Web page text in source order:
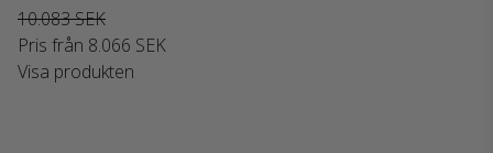
10.083 SEK
Pris från 8.066 SEK
Visa produkten